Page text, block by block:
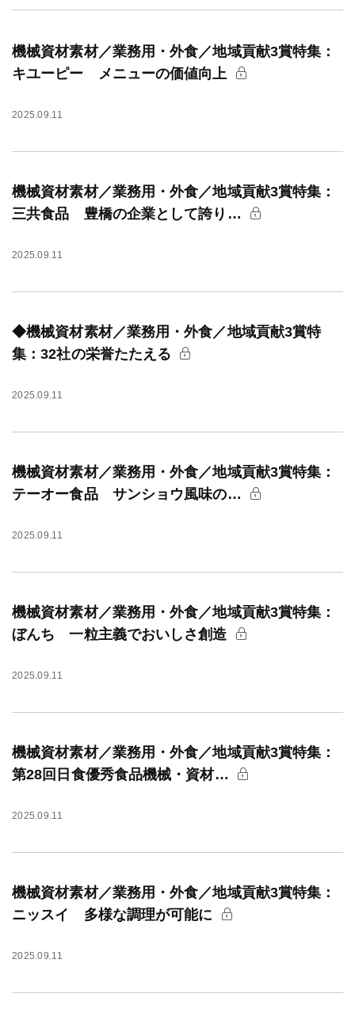
機械資材素材／業務用・外食／地域貢献3賞特集：
キユーピー メニューの価値向上
2025.09.11
機械資材素材／業務用・外食／地域貢献3賞特集：
三共食品 豊橋の企業として誇り…
2025.09.11
◆機械資材素材／業務用・外食／地域貢献3賞特
集：32社の栄誉たたえる
2025.09.11
機械資材素材／業務用・外食／地域貢献3賞特集：
テーオー食品 サンショウ風味の…
2025.09.11
機械資材素材／業務用・外食／地域貢献3賞特集：
ぼんち 一粒主義でおいしさ創造
2025.09.11
機械資材素材／業務用・外食／地域貢献3賞特集：
第28回日食優秀食品機械・資材…
2025.09.11
機械資材素材／業務用・外食／地域貢献3賞特集：
ニッスイ 多様な調理が可能に
2025.09.11